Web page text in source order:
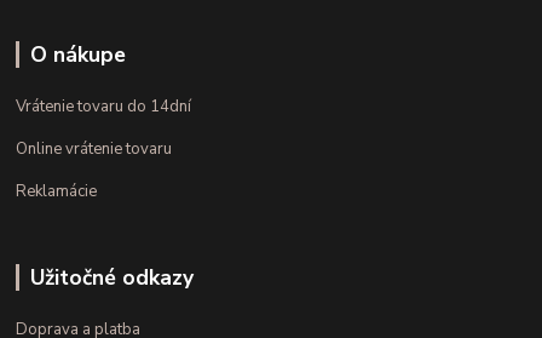
O nákupe
Vrátenie tovaru do 14dní
Online vrátenie tovaru
Reklamácie
Užitočné odkazy
Doprava a platba